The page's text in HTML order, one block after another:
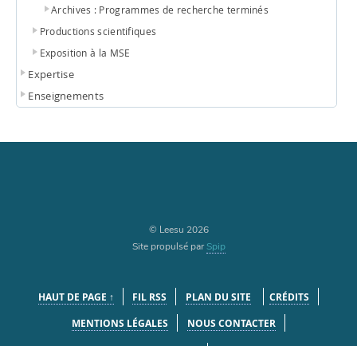
Archives : Programmes de recherche terminés
Productions scientifiques
Exposition à la MSE
Expertise
Enseignements
© Leesu 2026
Site propulsé parSpip
HAUT DE PAGE ↑ FIL RSS PLAN DU SITE
CRÉDITS
MENTIONS LÉGALES
NOUS CONTACTER